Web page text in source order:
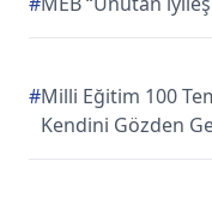
#Milli Eğitim 100
Kendini Gözden